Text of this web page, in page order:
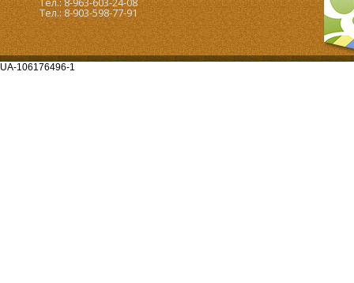
Тел.: 8-903-598-77-91
UA-106176496-1